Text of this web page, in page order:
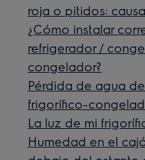
roja o pitidos:
¿Cómo instalar
refrigerador /
congelador?
Pérdida de agua
frigorífico-
La luz de mi
Humedad en el